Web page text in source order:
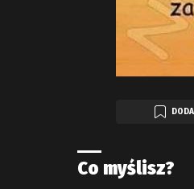
Co myślisz?